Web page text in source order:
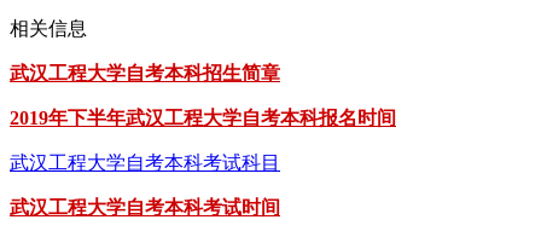
相关信息
武汉工程大学自考本科招生简章
2019年下半年武汉工程大学自考本科报名时间
武汉工程大学自考本科考试科目
武汉工程大学自考本科考试时间